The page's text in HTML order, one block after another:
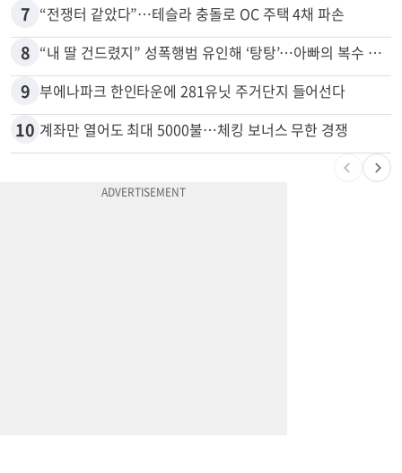
7 “전쟁터 같았다”…테슬라 충돌로 OC 주택 4채 파손
8 “내 딸 건드렸지” 성폭행범 유인해 ‘탕탕’…아빠의 복수 결말
9 부에나파크 한인타운에 281유닛 주거단지 들어선다
10 계좌만 열어도 최대 5000불…체킹 보너스 무한 경쟁